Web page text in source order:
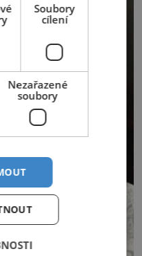
Soubory
cílení
Nezařazené
soubory